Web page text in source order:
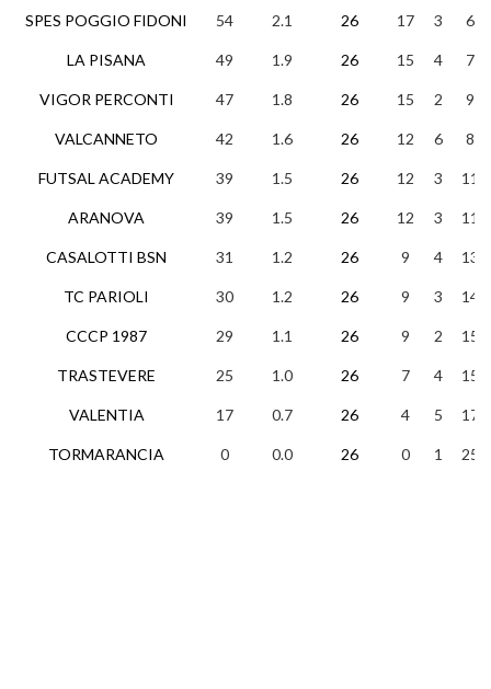
SPES POGGIO FIDONI
LA PISANA
VIGOR PERCONTI
VALCANNETO
FUTSAL ACADEMY
ARANOVA
CASALOTTI BSN
TC PARIOLI
CCCP 1987
TRASTEVERE
VALENTIA
TORMARANCIA
54 2.1 26 17 3 6
49 1.9 26 15 4 7
47 1.8 26 15 2 9
42 1.6 26 12 6 8
39 1.5 26 12 3 11
39 1.5 26 12 3 11
31 1.2 26 9 4 13
30 1.2 26 9 3 14
29 1.1 26 9 2 15
25 1.0 26 7 4 15
17 0.7 26 4 5 17
0 0.0 26 0 1 25